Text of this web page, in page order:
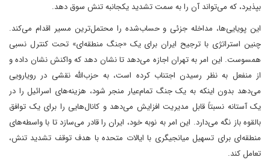
بپذیرد، که می‌تواند آن را به سمت تشدید یکجانبه تنش سوق دهد.
این پویایی‌ها، مداخله جزئی و حساب‌شده را محتمل‌ترین مسیر اقدام می‌کند.
چنین استراتژی با ترجیح ایران برای یک «جنگ منطقه‌ای» تحت کنترل نسبی
همسوست. این امر به تهران اجازه می‌دهد تا نشان دهد که واکنش نشان داده و
از منفعل به نظر رسیدن اجتناب کرده است، به حزب‌الله نقشی در رویارویی
می‌دهد بدون اینکه به یک جنگ تمام‌عیار منجر شود، هزینه‌های اسرائیل را در
یک آستانه نسبتاً قابل مدیریت افزایش می‌دهد و کانال‌هایی را برای یک توافق
بالقوه باز نگه می‌دارد. این امر به نوبه خود، ایران را قادر می‌سازد تا با واسطه‌های
منطقه‌ای برای تسهیل میانجیگری با ایالات متحده با هدف توقف تشدید تنش،
تعامل کند.